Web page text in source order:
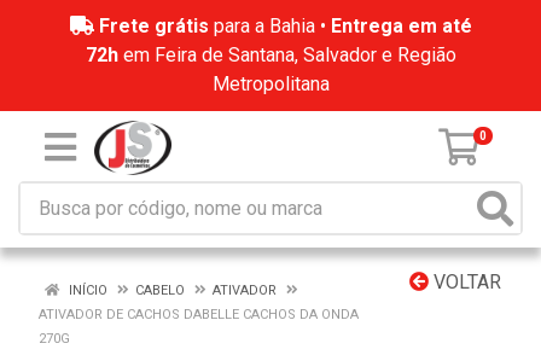
Frete grátis para a Bahia • Entrega em até
72hem Feira de Santana, Salvador e Região
Metropolitana
0
VOLTAR
INÍCIO CABELO
ATIVADOR
ATIVADOR DE CACHOS DABELLE CACHOS DA ONDA
270G